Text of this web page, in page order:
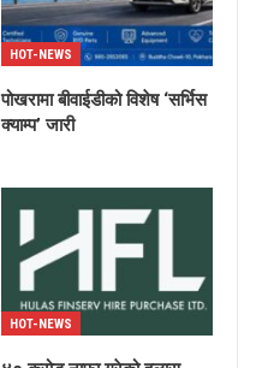
HOT-NEWS
पोखरामा बीवाईडीको विशेष ‘सर्भिस
क्याम्प’ जारी
HOT-NEWS